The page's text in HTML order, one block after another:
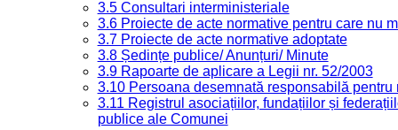
3.5 Consultari interministeriale
3.6 Proiecte de acte normative pentru care nu
3.7 Proiecte de acte normative adoptate
3.8 Ședințe publice/ Anunțuri/ Minute
3.9 Rapoarte de aplicare a Legii nr. 52/2003
3.10 Persoana desemnată responsabilă
3.11 Registrul asociațiilor, fundațiilor și
publice ale Comunei